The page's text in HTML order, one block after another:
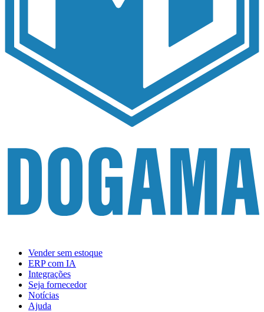
Vender sem estoque
ERP com IA
Integrações
Seja fornecedor
Notícias
Ajuda